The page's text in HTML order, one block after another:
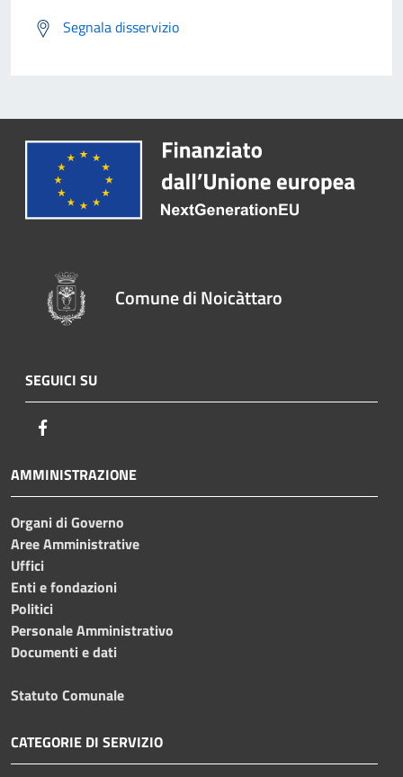
Segnala disservizio
Comune di Noicàttaro
SEGUICI SU
AMMINISTRAZIONE
Organi di Governo
Aree Amministrative
Uffici
Enti e fondazioni
Politici
Personale Amministrativo
Documenti e dati
Statuto Comunale
CATEGORIE DI SERVIZIO